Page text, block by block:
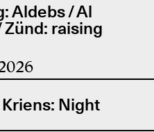
Aldebs / Al
Zünd: raising
Night